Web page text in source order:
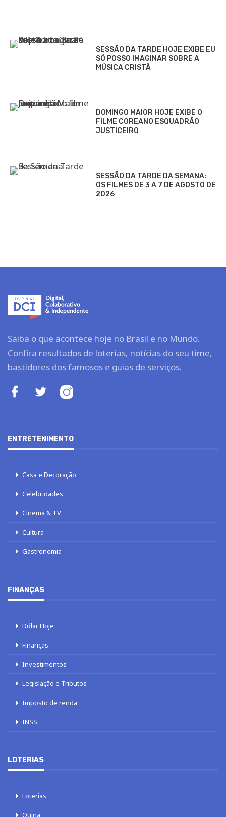
SESSÃO DA TARDE HOJE EXIBE EU
SÓ POSSO IMAGINAR SOBRE A
MÚSICA CRISTÃ
DOMINGO MAIOR HOJE EXIBE O
FILME COREANO ESQUADRÃO
JUSTICEIRO
SESSÃO DA TARDE DA SEMANA:
OS FILMES DE 3 A 7 DE AGOSTO DE
2026
Saiba o que acontece hoje no Brasil e no Mundo.
Confira resultados de loterias, notícias do seu time,
bastidores dos famosos e guias de serviços.
ENTRETENIMENTO
Casa e Decoração
Celebridades
Cinema & TV
Cultura
Gastronomia
FINANÇAS
Dólar Hoje
Finanças
Investimentos
Legislação e Tributos
Imposto de renda
INSS
LOTERIAS
Loterias
Quina